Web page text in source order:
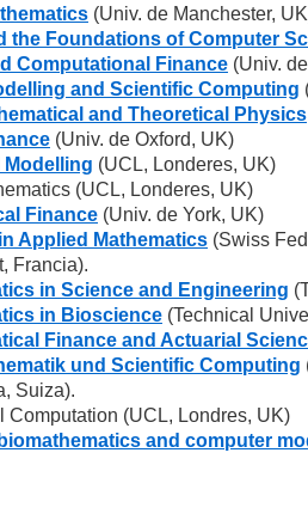
(Univ. de Manchester,
the Foundations of Computer
Computational Finance (Univ.
and Scientific Computing
and Theoretical Physics
(Univ. de Oxford, UK)
Modelling (UCL, Londeres, UK)
(UCL, Londeres, UK)
Finance (Univ. de York, UK)
Applied Mathematics (Swiss
Francia).
in Science and Engineering
in Bioscience (Technical
Finance and Actuarial
und Scientific Computing
Suiza).
Computation (UCL, Londres, UK)
and computer